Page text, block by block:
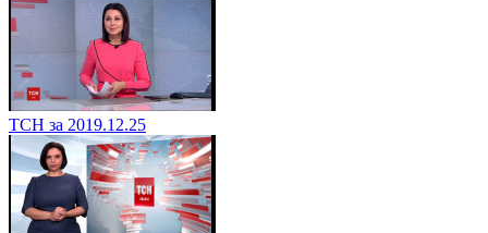
ТСН за 2019.12.25